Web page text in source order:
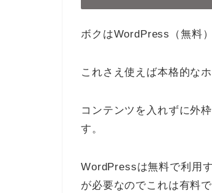
ボクはWordPress（無料
これさえ使えば本格的な
コンテンツを入れずに外
す。
WordPressは無料で利用
が必要なのでこれは有料で